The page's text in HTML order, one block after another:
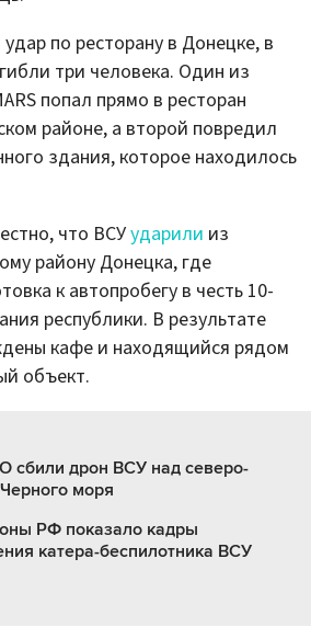
удар по ресторану в Донецке, в
три человека. Один из
попал прямо в ресторан
районе, а второй повредил
здания, которое находилось
что ВСУударили из
району Донецка, где
к автопробегу в честь 10-
республики. В результате
кафе и находящийся рядом
объект.
сбили дрон ВСУ над северо-
моря
РФ показало кадры
катера-беспилотника ВСУ